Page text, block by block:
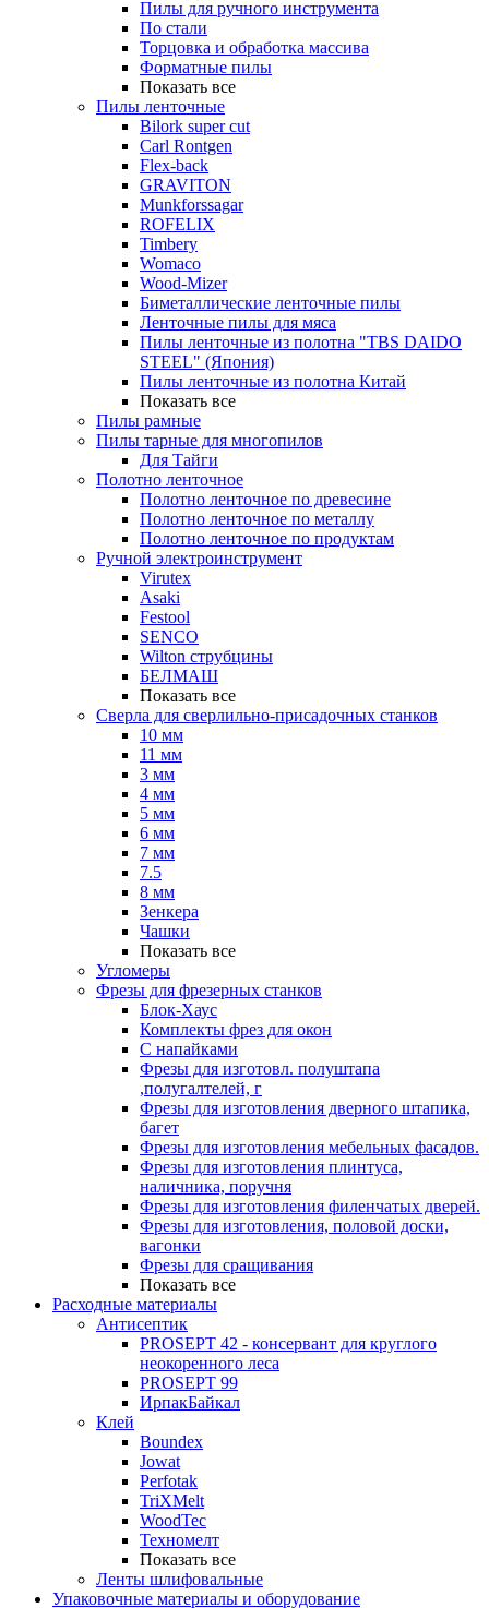
Пилы для ручного инструмента
По стали
Торцовка и обработка массива
Форматные пилы
Показать все
Пилы ленточные
Bilork super cut
Carl Rontgen
Flex-back
GRAVITON
Munkforssagar
ROFELIX
Timbery
Womaco
Wood-Mizer
Биметаллические ленточные пилы
Ленточные пилы для мяса
Пилы ленточные из полотна "TBS DAIDO
STEEL" (Япония)
Пилы ленточные из полотна Китай
Показать все
Пилы рамные
Пилы тарные для многопилов
Для Тайги
Полотно ленточное
Полотно ленточное по древесине
Полотно ленточное по металлу
Полотно ленточное по продуктам
Ручной электроинструмент
Virutex
Asaki
Festool
SENCO
Wilton струбцины
БЕЛМАШ
Показать все
Сверла для сверлильно-присадочных станков
10 мм
11 мм
3 мм
4 мм
5 мм
6 мм
7 мм
7.5
8 мм
Зенкера
Чашки
Показать все
Угломеры
Фрезы для фрезерных станков
Блок-Хаус
Комплекты фрез для окон
С напайками
Фрезы для изготовл. полуштапа
,полугалтелей, г
Фрезы для изготовления дверного штапика,
багет
Фрезы для изготовления мебельных фасадов.
Фрезы для изготовления плинтуса,
наличника, поручня
Фрезы для изготовления филенчатых дверей.
Фрезы для изготовления, половой доски,
вагонки
Фрезы для сращивания
Показать все
Расходные материалы
Антисептик
PROSEPT 42 - консервант для круглого
неокоренного леса
PROSEPT 99
ИрпакБайкал
Клей
Boundex
Jowat
Perfotak
TriXMelt
WoodTec
Техномелт
Показать все
Ленты шлифовальные
Упаковочные материалы и оборудование